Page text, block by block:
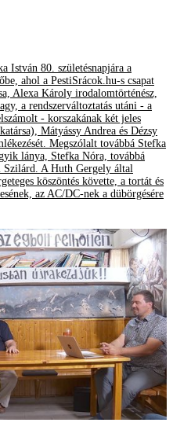
István 80. születésnapjára a
ahol a PestiSrácok.hu-s csapat
Alexa Károly irodalomtörténész,
a rendszerváltoztatás utáni - a
- korszakának két jeles
Mátyássy Andrea és Dézsy
Megszólalt továbbá Stefka
lánya, Stefka Nóra, továbbá
Szilárd. A Huth Gergely által
köszöntés követte, a tortát és
az AC/DC-nek a dübörgésére